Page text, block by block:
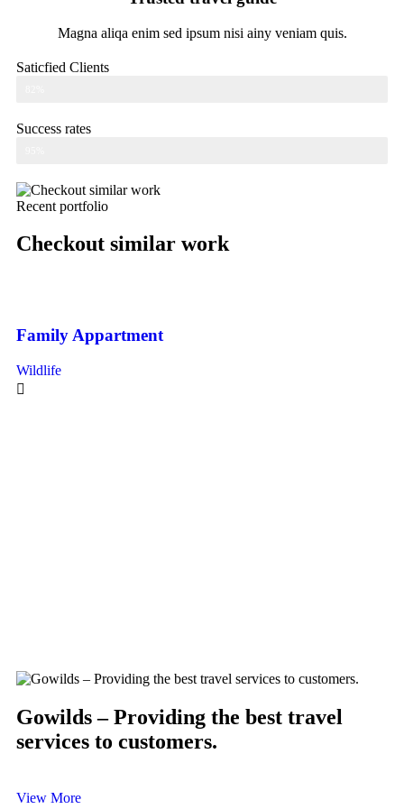
Magna aliqa enim sed ipsum nisi ainy veniam quis.
Saticfied Clients
Success rates
Recent portfolio
Checkout similar work
Family Appartment
Wildlife
Gowilds – Providing the best travel
services to customers.
View More